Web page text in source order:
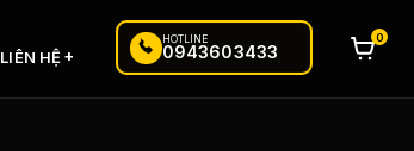
LIÊN HỆ +
HOTLINE
0943603433
0